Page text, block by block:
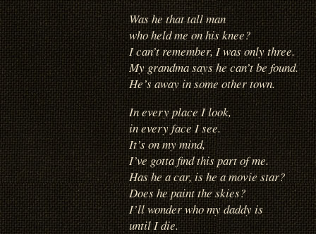
Was he that tall man
who held me on his knee?
I can’t remember, I was only three.
My grandma says he can’t be found.
He’s away in some other town.
In every place I look,
in every face I see.
It’s on my mind,
I’ve gotta find this part of me.
Has he a car, is he a movie star?
Does he paint the skies?
I’ll wonder who my daddy is
until I die.